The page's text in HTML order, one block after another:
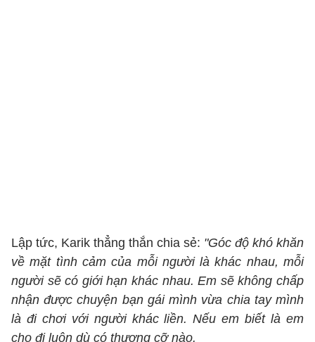
Lập tức, Karik thẳng thắn chia sẻ: "Góc độ khó khăn
về mặt tình cảm của mỗi người là khác nhau, mỗi
người sẽ có giới hạn khác nhau. Em sẽ không chấp
nhận được chuyện bạn gái mình vừa chia tay mình
là đi chơi với người khác liền. Nếu em biết là em
cho đi luôn dù có thương cỡ nào.